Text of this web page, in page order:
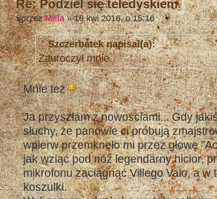
Re: Podziel się teledyskiem
przezMela» 16 kwi 2016, o 15:16
Szczerbatek napisał(a):
Zauroczył mnie.
Mnie też
Ja przyszłam z nowościami... Gdy
słuchy, że panowie ci próbują
wpierw przemknęło mi przez głowę
jak wziąć pod nóż legendarny hicior,
mikrofonu zaciągnąć Villego Valo, a w
koszulki.